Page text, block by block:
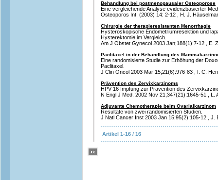
Behandlung bei postmenopausaler Osteoporose
Eine vergleichende Analyse evidenzbasierter
Osteoporos Int. (2003) 14: 2-12 , H. J.
Chirurgie der therapieresistenten Menorrhagie
Hysteroskopische Endometriumresektion und
Hysterektomie im Vergleich.
Am J Obstet Gynecol 2003 Jan;188(1):7-12 , E.
Paclitaxel in der Behandlung des
Eine randomisierte Studie zur Erhöhung der
Paclitaxel.
J Clin Oncol 2003 Mar 15;21(6):976-83 , I. C.
Prävention des Zervixkarzinoms
HPV-16 Impfung zur Prävention des
N Engl J Med. 2002 Nov 21;347(21):1645-51 , L.
Adjuvante Chemotherapie beim Ovarialkarzinom
Resultate von zwei randomisierten Studien.
J Natl Cancer Inst 2003 Jan 15;95(2):105-12 , J.
Artikel 1-16 / 16